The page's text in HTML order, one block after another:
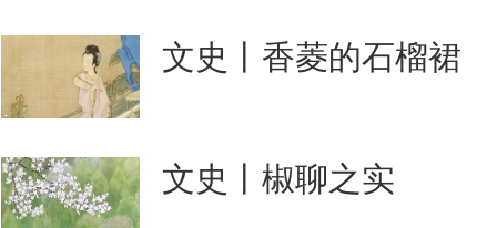
文史丨香菱的石榴裙
文史丨椒聊之实